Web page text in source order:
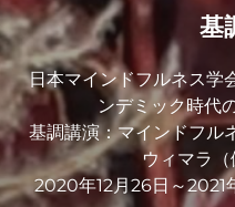
基
日本マインドフルネス学
ンデミック時代
基調講演：マインドフル
ウィマラ（
2020年12月26日～2021